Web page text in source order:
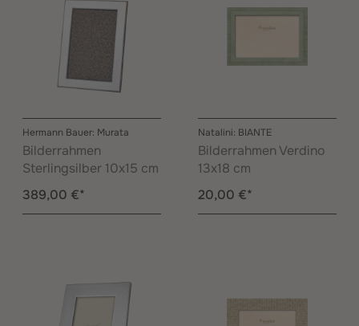
Hermann Bauer: Murata
Bilderrahmen
Sterlingsilber 10x15 cm
389,00 €*
Natalini: BIANTE
Bilderrahmen Verdino
13x18 cm
20,00 €*